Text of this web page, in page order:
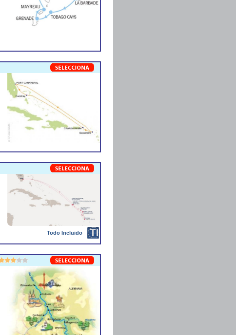
Todo Incluido